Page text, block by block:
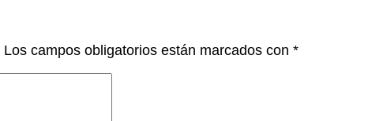
Los campos obligatorios están marcados con *